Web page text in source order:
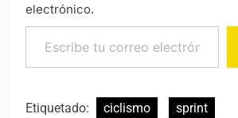
electrónico.
Escribe tu correo electrónico…
Etiquetado: ciclismo
sprint